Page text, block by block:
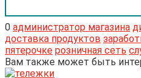
0 администратор магазина
доставка продуктов
пятерочке розничная сеть
Вам также может быть